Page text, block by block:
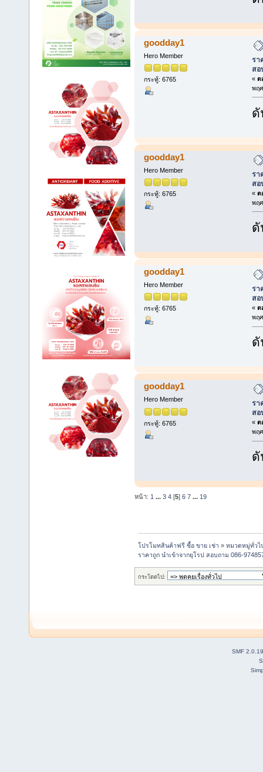
goodday1
Hero Member
กระทู้: 6765
รา
สอ
« ต
พฤ
ดั
goodday1
Hero Member
กระทู้: 6765
รา
สอ
« ต
พฤ
ดั
goodday1
Hero Member
กระทู้: 6765
รา
สอ
« ต
พฤ
ดั
goodday1
Hero Member
กระทู้: 6765
รา
สอ
« ต
พฤ
ดั
หน้า: 1 ... 3 4 [5] 6 7 ... 19
โปรโมทสินค้าฟรี ซื้อ ขาย เช่า »หมวดหมู่ทั่วไ
ราคาถูก นำเข้าจากยุโรป สอบถาม 086-
กระโดดไป:
SMF 2.0.19